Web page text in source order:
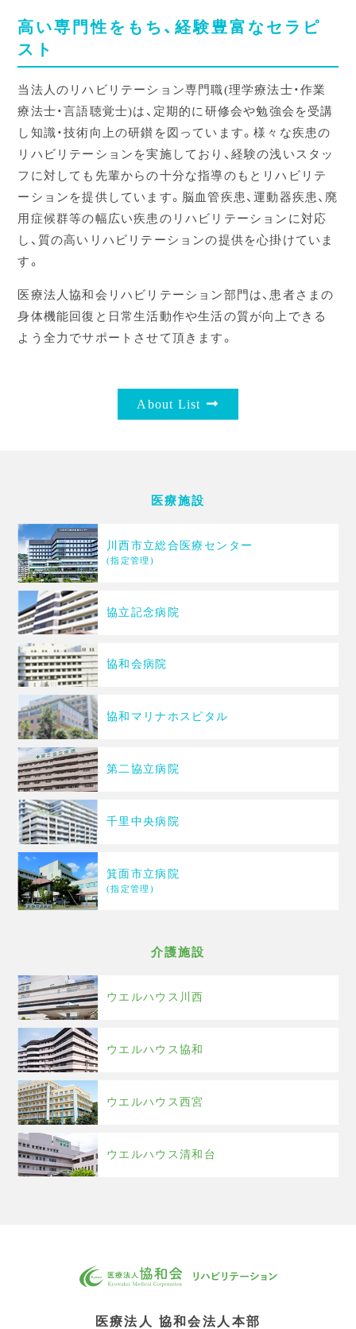
高い専門性をもち、経験豊富なセラピ
スト
当法人のリハビリテーション専門職(理学療法士・作業
療法士・言語聴覚士)は、定期的に研修会や勉強会を受講
し知識・技術向上の研鑚を図っています。様々な疾患の
リハビリテーションを実施しており、経験の浅いスタッ
フに対しても先輩からの十分な指導のもとリハビリテ
ーションを提供しています。脳血管疾患、運動器疾患、廃
用症候群等の幅広い疾患のリハビリテーションに対応
し、質の高いリハビリテーションの提供を心掛けていま
す。
医療法人協和会リハビリテーション部門は、患者さまの
身体機能回復と日常生活動作や生活の質が向上できる
よう全力でサポートさせて頂きます。
about List
医療施設
川西市立総合医療センター
(指定管理)
協立記念病院
協和会病院
協和マリナホスピタル
第二協立病院
千里中央病院
箕面市立病院
(指定管理)
介護施設
ウエルハウス川西
ウエルハウス協和
ウエルハウス西宮
ウエルハウス清和台
医療法人 協和会法人本部